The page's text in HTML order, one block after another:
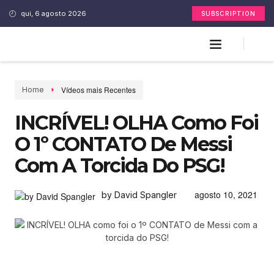
qui, 6 agosto 2026 SUBSCRIPTION
Home Vídeos mais Recentes
INCRÍVEL! OLHA Como Foi
O 1º CONTATO De Messi
Com A Torcida Do PSG!
by David Spangler agosto 10, 2021